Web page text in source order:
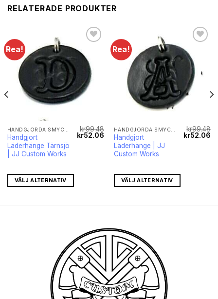
RELATERADE PRODUKTER
Rea!
Handgjort
Läderhänge Tärnsjö
| JJ Custom Works
kr99.48
Det
ursprungliga
kr52.06 Det
nuvarande
priset
VÄLJ ALTERNATIV
Rea!
Handgjort
Läderhänge | JJ
Custom Works
kr99.48
Det
kr52.06
VÄLJ ALTERNATIV